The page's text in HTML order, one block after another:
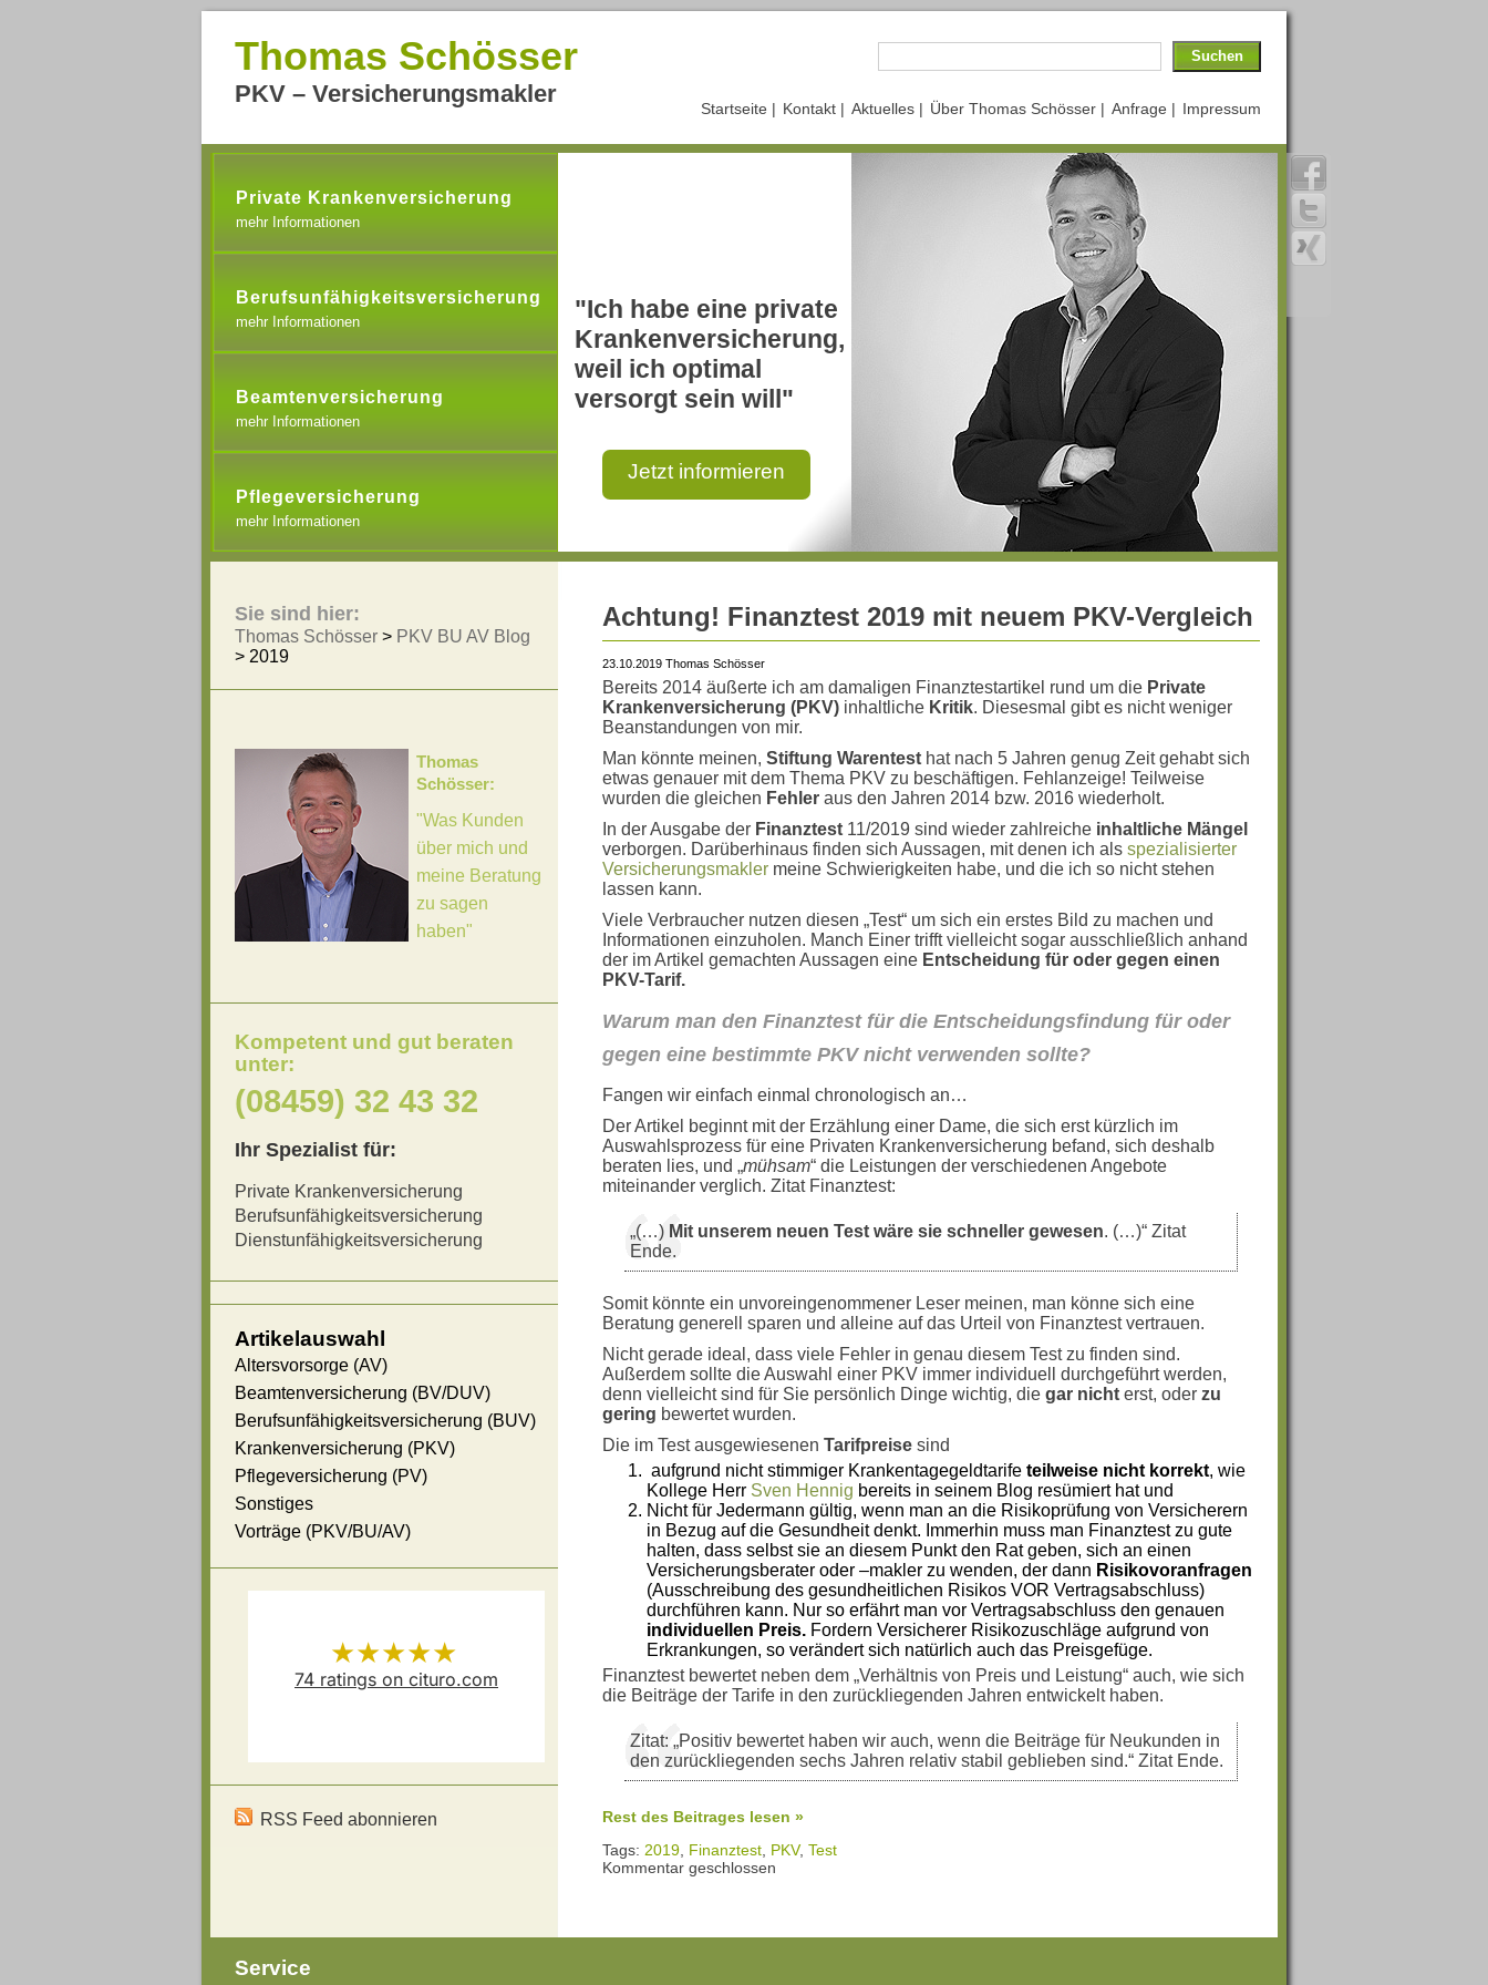
Thomas Schösser
PKV – Versicherungsmakler
Impressum
Anfrage |
Über Thomas Schösser |
Aktuelles |
Kontakt |
Startseite |
Private Krankenversicherung
mehr Informationen
Berufsunfähigkeitsversicherung
mehr Informationen
Beamtenversicherung
mehr Informationen
Pflegeversicherung
mehr Informationen
"Ich habe eine private
Krankenversicherung,
weil ich optimal
versorgt sein will"
Jetzt informieren
Achtung! Finanztest 2019 mit neuem PKV-Vergleich
23.10.2019 Thomas Schösser
Bereits 2014 äußerte ich am damaligen Finanztestartikel rund um die Private
Krankenversicherung (PKV) inhaltliche Kritik. Diesesmal gibt es nicht weniger
Beanstandungen von mir.
Man könnte meinen, Stiftung Warentest hat nach 5 Jahren genug Zeit gehabt sich
etwas genauer mit dem Thema PKV zu beschäftigen. Fehlanzeige! Teilweise
wurden die gleichen Fehler aus den Jahren 2014 bzw. 2016 wiederholt.
In der Ausgabe der Finanztest 11/2019 sind wieder zahlreiche inhaltliche Mängel
verborgen. Darüberhinaus finden sich Aussagen, mit denen ich als spezialisierter
Versicherungsmakler meine Schwierigkeiten habe, und die ich so nicht stehen
lassen kann.
Viele Verbraucher nutzen diesen „Test“ um sich ein erstes Bild zu machen und
Informationen einzuholen. Manch Einer trifft vielleicht sogar ausschließlich anhand
der im Artikel gemachten Aussagen eine Entscheidung für oder gegen einen
PKV-Tarif.
Warum man den Finanztest für die Entscheidungsfindung für oder
gegen eine bestimmte PKV nicht verwenden sollte?
Fangen wir einfach einmal chronologisch an…
Der Artikel beginnt mit der Erzählung einer Dame, die sich erst kürzlich im
Auswahlsprozess für eine Privaten Krankenversicherung befand, sich deshalb
beraten lies, und „mühsam“ die Leistungen der verschiedenen Angebote
miteinander verglich. Zitat Finanztest:
„(…) Mit unserem neuen Test wäre sie schneller gewesen. (…)“ Zitat
Ende.
Somit könnte ein unvoreingenommener Leser meinen, man könne sich eine
Beratung generell sparen und alleine auf das Urteil von Finanztest vertrauen.
Nicht gerade ideal, dass viele Fehler in genau diesem Test zu finden sind.
Außerdem sollte die Auswahl einer PKV immer individuell durchgeführt werden,
denn vielleicht sind für Sie persönlich Dinge wichtig, die gar nicht erst, oder zu
gering bewertet wurden.
Die im Test ausgewiesenen Tarifpreise sind
aufgrund nicht stimmiger Krankentagegeldtarife teilweise nicht korrekt, wie
Kollege Herr Sven Hennig bereits in seinem Blog resümiert hat und
Nicht für Jedermann gültig, wenn man an die Risikoprüfung von Versicherern
in Bezug auf die Gesundheit denkt. Immerhin muss man Finanztest zu gute
halten, dass selbst sie an diesem Punkt den Rat geben, sich an einen
Versicherungsberater oder –makler zu wenden, der dann Risikovoranfragen
(Ausschreibung des gesundheitlichen Risikos VOR Vertragsabschluss)
durchführen kann. Nur so erfährt man vor Vertragsabschluss den genauen
individuellen Preis. Fordern Versicherer Risikozuschläge aufgrund von
Erkrankungen, so verändert sich natürlich auch das Preisgefüge.
Finanztest bewertet neben dem „Verhältnis von Preis und Leistung“ auch, wie sich
die Beiträge der Tarife in den zurückliegenden Jahren entwickelt haben.
Zitat: „Positiv bewertet haben wir auch, wenn die Beiträge für Neukunden in
den zurückliegenden sechs Jahren relativ stabil geblieben sind.“ Zitat Ende.
Rest des Beitrages lesen »
Tags: 2019 Finanztest PKV, Test
Kommentar geschlossen
Sie sind hier:
Thomas Schösser > PKV BU AV Blog
> 2019
Thomas
Schösser:
"Was Kunden
über mich und
meine Beratung
zu sagen
haben"
Kompetent und gut beraten
unter:
(08459) 32 43 32
Ihr Spezialist für:
Private Krankenversicherung
Berufsunfähigkeitsversicherung
Dienstunfähigkeitsversicherung
Artikelauswahl
Altersvorsorge (AV)
Beamtenversicherung (BV/DUV)
Berufsunfähigkeitsversicherung (BUV)
Krankenversicherung (PKV)
Pflegeversicherung (PV)
Sonstiges
Vorträge (PKV/BU/AV)
Schösserhas
★★★★★
74 ratings on cituro.com
RSS Feed abonnieren
Service